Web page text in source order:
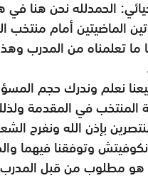
الحمدلله نحن هنا في
الماضيتين أمام
تعلمناه من المدرب وهذا
نعلم وندرك حجم
المنتخب في المقدمة
بإذن الله ونفرح
وتوفقنا فيهما
ما هو مطلوب من قبل